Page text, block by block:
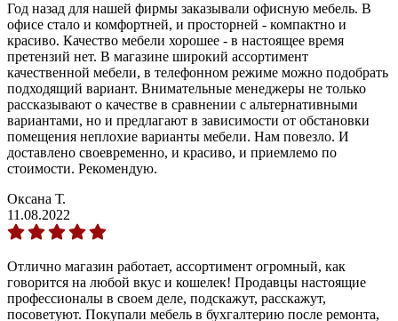
Год назад для нашей фирмы заказывали офисную мебель. В
офисе стало и комфортней, и просторней - компактно и
красиво. Качество мебели хорошее - в настоящее время
претензий нет. В магазине широкий ассортимент
качественной мебели, в телефонном режиме можно подобрать
подходящий вариант. Внимательные менеджеры не только
рассказывают о качестве в сравнении с альтернативными
вариантами, но и предлагают в зависимости от обстановки
помещения неплохие варианты мебели. Нам повезло. И
доставлено своевременно, и красиво, и приемлемо по
стоимости. Рекомендую.
Оксана Т.
11.08.2022
Отлично магазин работает, ассортимент огромный, как
говорится на любой вкус и кошелек! Продавцы настоящие
профессионалы в своем деле, подскажут, расскажут,
посоветуют. Покупали мебель в бухгалтерию после ремонта,